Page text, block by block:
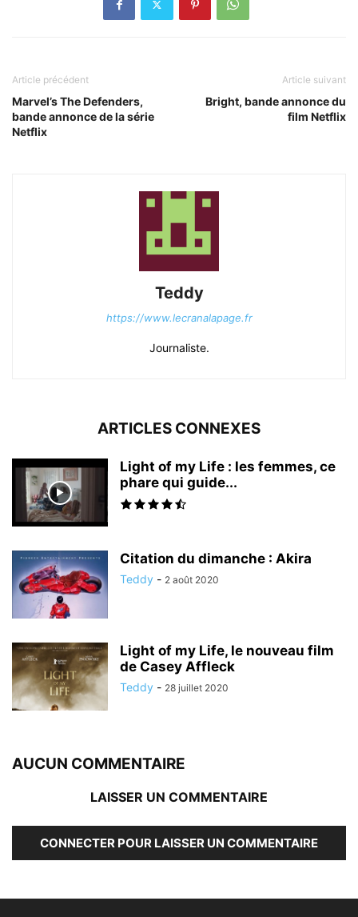
Article précédent
Marvel’s The Defenders,
bande annonce de la série
Netflix
Article suivant
Bright, bande annonce du
film Netflix
Teddy
https://www.lecranalapage.fr
Journaliste.
ARTICLES CONNEXES
Light of my Life : les femmes, ce
phare qui guide...
Citation du dimanche : Akira
Teddy - 2 août 2020
Light of my Life, le nouveau film
de Casey Affleck
Teddy - 28 juillet 2020
AUCUN COMMENTAIRE
LAISSER UN COMMENTAIRE
CONNECTER POUR LAISSER UN COMMENTAIRE